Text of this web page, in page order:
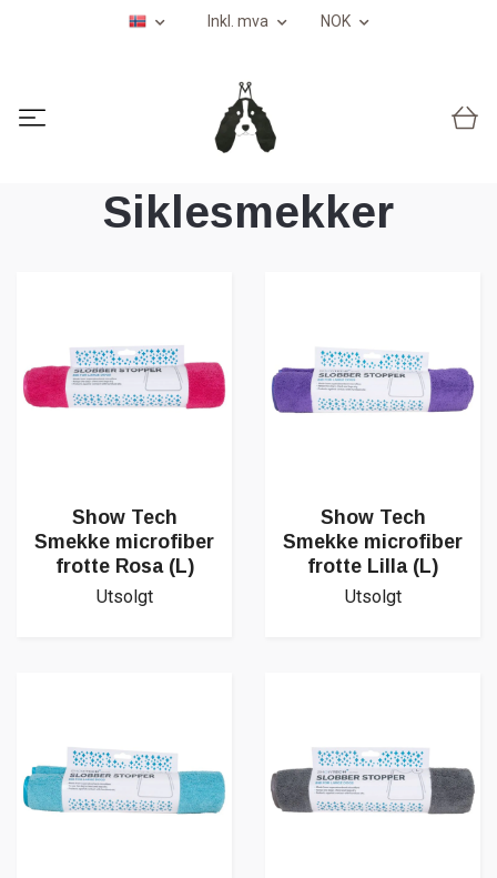
Inkl. mva NOK
Siklesmekker
Show Tech
Smekke microfiber
frotte Rosa (L)
Utsolgt
Show Tech
Smekke microfiber
frotte Lilla (L)
Utsolgt